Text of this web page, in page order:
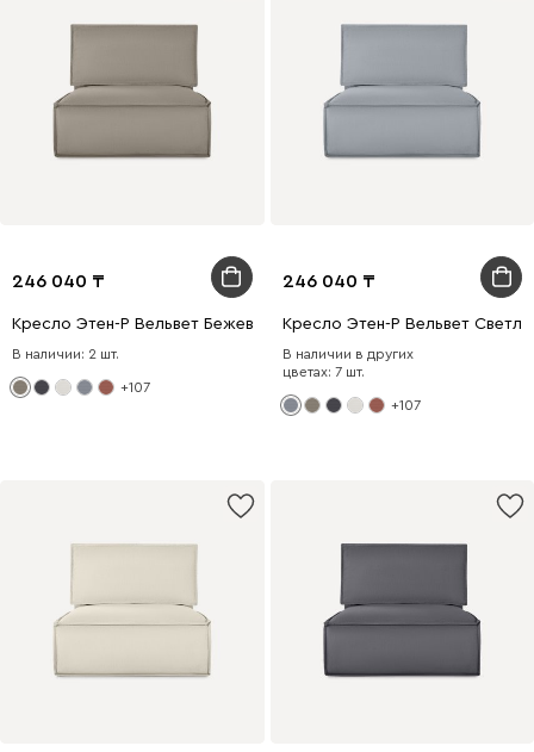
246 040
Кресло Этен-Р Вельвет Бежевый
В наличии: 2 шт.
+107
246 040
Кресло Этен-Р Вельвет
В наличии в других
цветах: 7 шт.
+107